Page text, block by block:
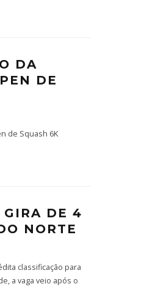
DA
DE
de Squash 6K
DE 4
NORTE
classificação para
a vaga veio após o